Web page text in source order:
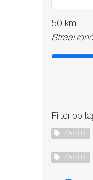
50 km
Straal
Filter op
ZWOLLE
ZWOLLE